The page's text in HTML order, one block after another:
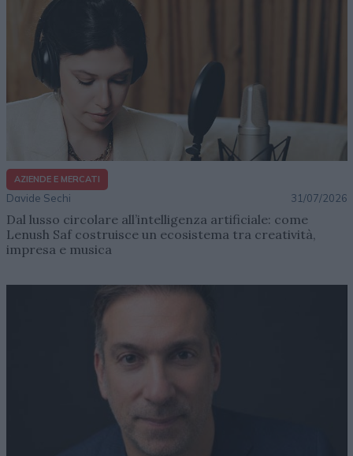
AZIENDE E MERCATI
Davide Sechi 31/07/2026
Dal lusso circolare all’intelligenza artificiale: come
Lenush Saf costruisce un ecosistema tra creatività,
impresa e musica